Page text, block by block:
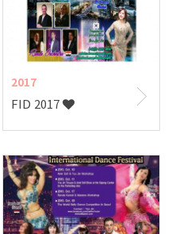
2017
FID 2017